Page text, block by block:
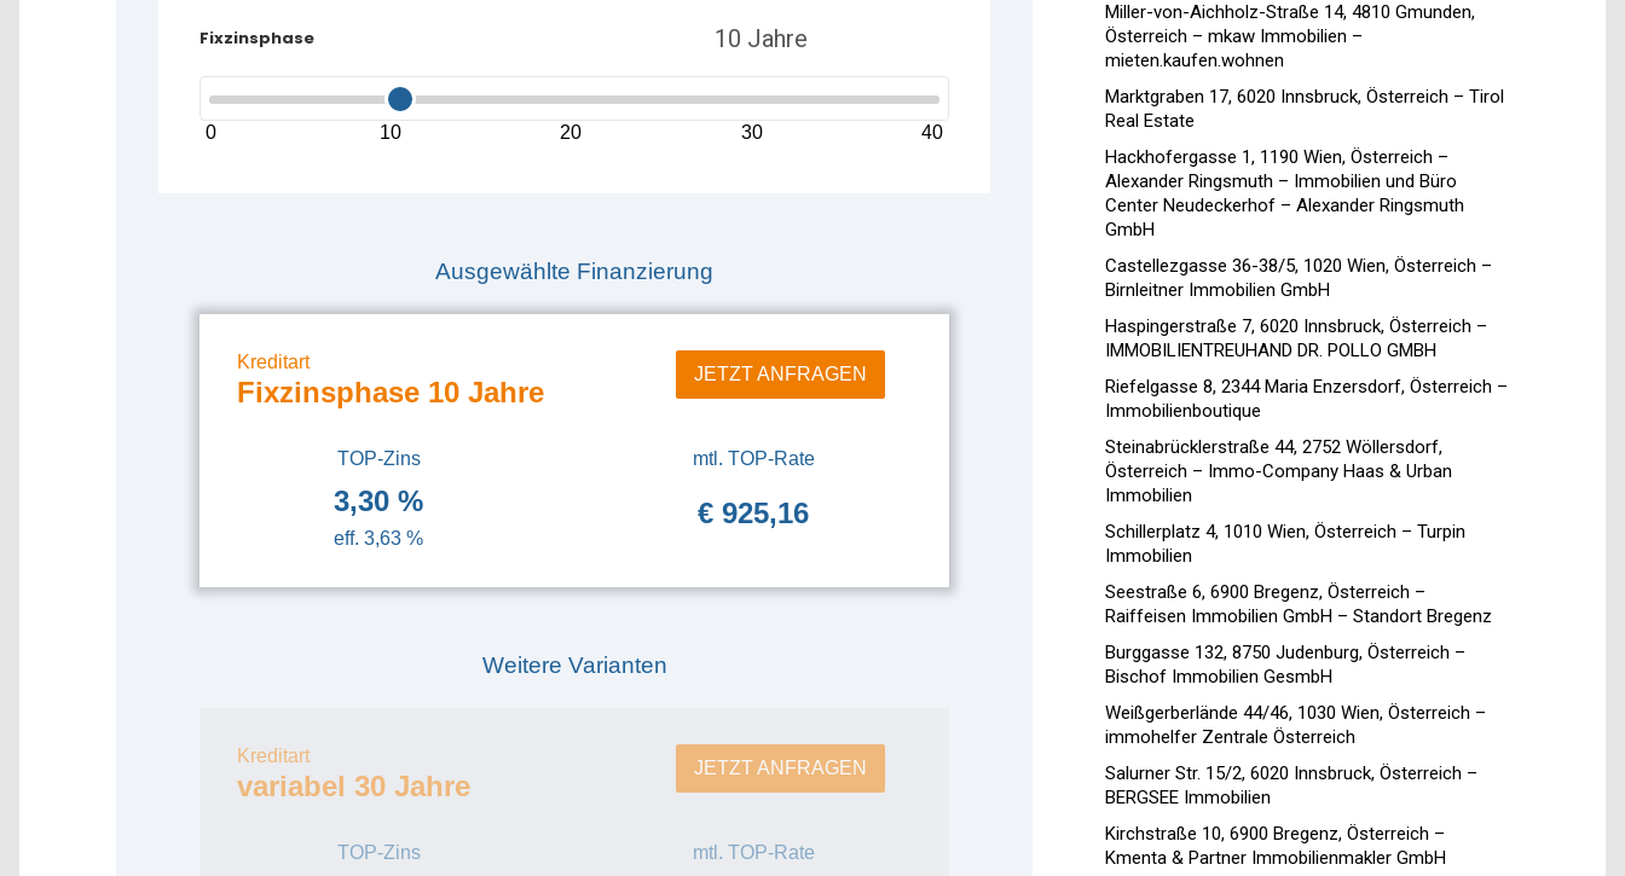
Fixzinsphase
0 10 20 30 40
Ausgewählte Finanzierung
Kreditart
Fixzinsphase 10 Jahre
TOP-Zins
3,30 %
eff. 3,63 %
mtl. TOP-Rate
€ 925,16
JETZT ANFRAGEN
Weitere Varianten
Kreditart
variabel 30 Jahre
TOP-Zins mtl. TOP-Rate
JETZT ANFRAGEN
Miller-von-Aichholz-Straße 14, 4810 Gmunden,
Österreich – mkaw Immobilien –
mieten.kaufen.wohnen
Marktgraben 17, 6020 Innsbruck, Österreich – Tirol
Real Estate
Hackhofergasse 1, 1190 Wien, Österreich –
Alexander Ringsmuth – Immobilien und Büro
Center Neudeckerhof – Alexander Ringsmuth
GmbH
Castellezgasse 36-38/5, 1020 Wien, Österreich –
Birnleitner Immobilien GmbH
Haspingerstraße 7, 6020 Innsbruck, Österreich –
IMMOBILIENTREUHAND DR. POLLO GMBH
Riefelgasse 8, 2344 Maria Enzersdorf, Österreich –
Immobilienboutique
Steinabrücklerstraße 44, 2752 Wöllersdorf,
Österreich – Immo-Company Haas & Urban
Immobilien
Schillerplatz 4, 1010 Wien, Österreich – Turpin
Immobilien
Seestraße 6, 6900 Bregenz, Österreich –
Raiffeisen Immobilien GmbH – Standort Bregenz
Burggasse 132, 8750 Judenburg, Österreich –
Bischof Immobilien GesmbH
Weißgerberlände 44/46, 1030 Wien, Österreich –
immohelfer Zentrale Österreich
Salurner Str. 15/2, 6020 Innsbruck, Österreich –
BERGSEE Immobilien
Kirchstraße 10, 6900 Bregenz, Österreich –
Kmenta & Partner Immobilienmakler GmbH